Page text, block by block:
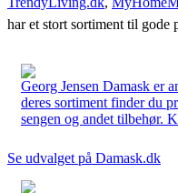
har et stort sortiment til gode
Georg Jensen Damask er
deres sortiment finder du
sengen og andet tilbehør.
Se udvalget på Damask.dk